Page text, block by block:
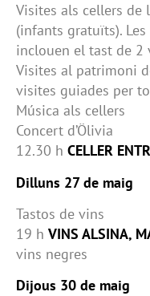
Visites als cellers de
(infants gratuïts).
inclouen el tast de 2
Visites al patrimoni
visites guiades per
Música als cellers
Concert d’Ölivia
12.30 h CELLER
Dilluns 27 de maig
Tastos de vins
19 h VINS ALSINA,
vins negres
Dijous 30 de maig